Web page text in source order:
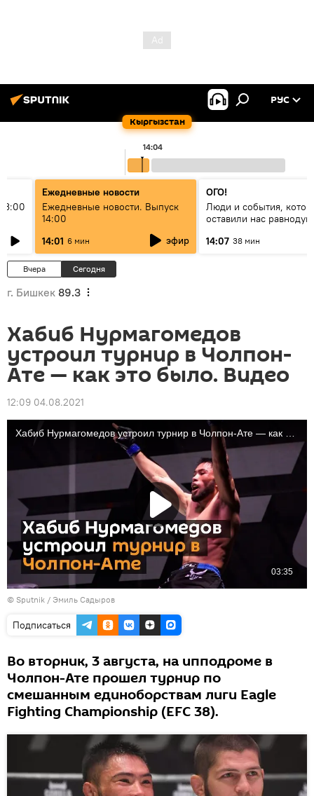
Кыргызстан
РУС
14:04
Ежедневные новости
Ежедневные новости. Выпуск
14:00
14:01 6 мин эфир
ОГО!
Люди и события,
оставили нас
14:07 38 мин
Вчера Сегодня
г. Бишкек 89.3
Хабиб Нурмагомедов
устроил турнир в Чолпон-
Ате — как это было. Видео
12:09 04.08.2021
© Sputnik / Эмиль Садыров
Подписаться
Во вторник, 3 августа, на ипподроме в
Чолпон-Ате прошел турнир по
смешанным единоборствам лиги Eagle
Fighting Championship (EFC 38).